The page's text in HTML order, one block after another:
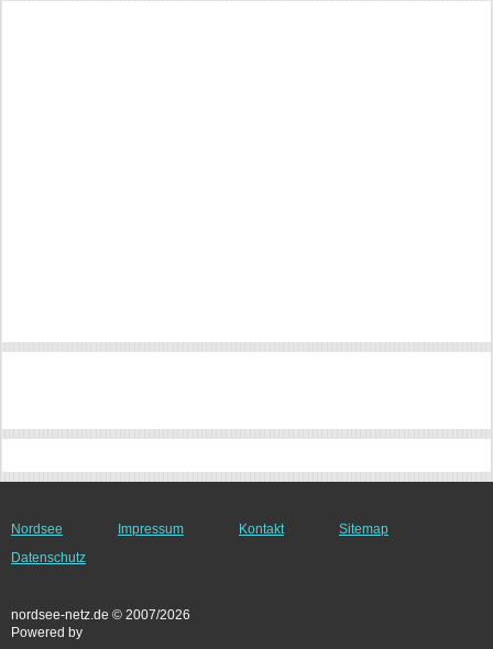
Nordsee Impressum Kontakt
Sitemap
Datenschutz
nordsee-netz.de © 2007/2026
Powered by